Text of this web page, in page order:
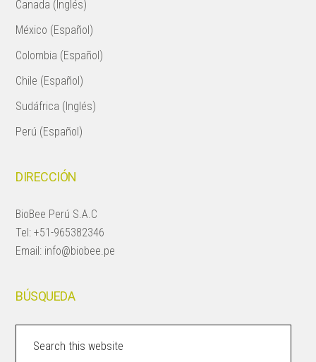
Canada (Inglés)
México (Español)
Colombia (Español)
Chile (Español)
Sudáfrica (Inglés)
Perú (Español)
DIRECCIÓN
BioBee Perú S.A.C
Tel:+51-965382346
Email: info@biobee.pe
BÚSQUEDA